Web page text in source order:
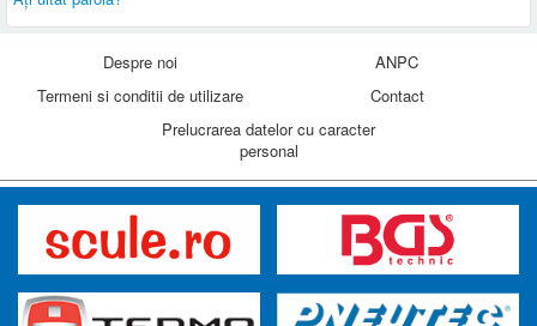
Despre noi
ANPC
Termeni si conditii de utilizare
Contact
Prelucrarea datelor cu caracter
personal